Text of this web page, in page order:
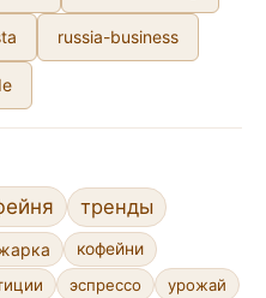
russia-business
тренды
кофейни
эспрессо
урожай